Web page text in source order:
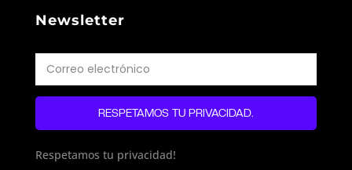
Newsletter
RESPETAMOS TU PRIVACIDAD.
Respetamos tu privacidad!